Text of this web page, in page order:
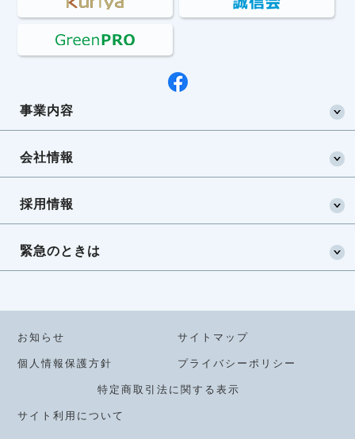
事業内容
会社情報
採用情報
緊急のときは
お知らせ サイトマップ
個人情報保護方針 プライバシーポリシー
特定商取引法に関する表示
サイト利用について